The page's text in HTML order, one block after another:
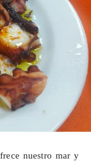
nuestro mar y